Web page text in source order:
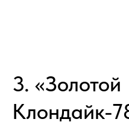
3. «Золотой
Клондайк-